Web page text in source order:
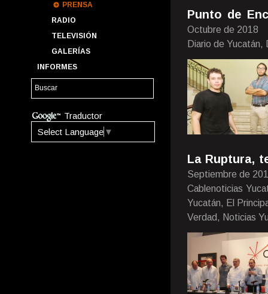
PRENSA
RADIO
TELEVISIÓN
GALERÍAS
INFORMES
Traductor
Select Language ▼
Punto de
Octubre de 2018
Diario de Yucatán,
La Ruptura,
Septiembre de
Cablenoticias
Yucatán, El
Verdad, Noticias